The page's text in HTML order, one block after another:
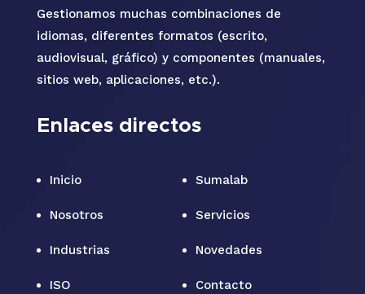
Gestionamos muchas combinaciones de
idiomas, diferentes formatos (escrito,
audiovisual, gráfico) y componentes (manuales,
sitios web, aplicaciones, etc.).
Enlaces directos
Inicio Sumalab
Nosotros Servicios
Industrias Novedades
ISO Contacto